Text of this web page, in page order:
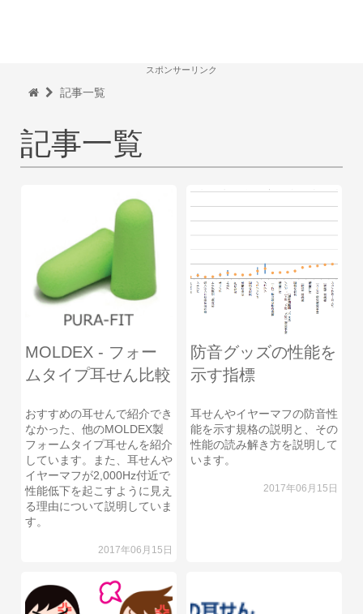
スポンサーリンク
記事一覧
記事一覧
MOLDEX - フォー
ムタイプ耳せん比較
おすすめの耳せんで紹介でき
なかった、他のMOLDEX製
フォームタイプ耳せんを紹介
しています。また、耳せんや
イヤーマフが2,000Hz付近で
性能低下を起こすように見え
る理由について説明していま
す。
2017年06月15日
防音グッズの性能を
示す指標
耳せんやイヤーマフの防音性
能を示す規格の説明と、その
性能の読み解き方を説明して
います。
2017年06月15日